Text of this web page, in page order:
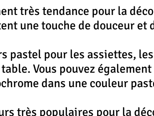
très tendance pour la
une touche de douceur et
pastel pour les assiettes, les
Vous pouvez
dans une couleur
très populaires pour la